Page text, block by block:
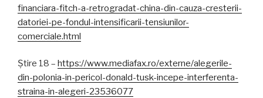
financiara-fitch-a-retrogradat-china-din-cauza-cresterii-
datoriei-pe-fondul-intensificarii-tensiunilor-
comerciale.html
Știre 18 – https://www.mediafax.ro/externe/alegerile-
din-polonia-in-pericol-donald-tusk-incepe-interferenta-
straina-in-alegeri-23536077